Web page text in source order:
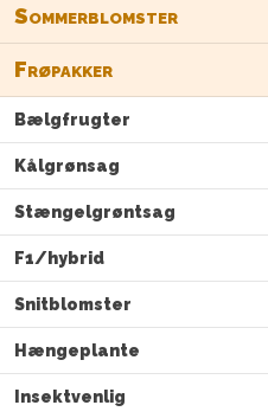
Sommerblomster
Frøpakker
Bælgfrugter
Kålgrønsag
Stængelgrøntsag
F1/hybrid
Snitblomster
Hængeplante
Insektvenlig